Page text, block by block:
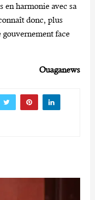
en harmonie avec sa
donc, plus
gouvernement face
Ouaganews